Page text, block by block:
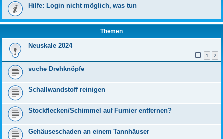
Hilfe: Login nicht möglich, was tun
Themen
Neuskale 2024
1 2
suche Drehknöpfe
Schallwandstoff reinigen
Stockflecken/Schimmel auf Furnier entfernen?
Gehäuseschaden an einem Tannhäuser